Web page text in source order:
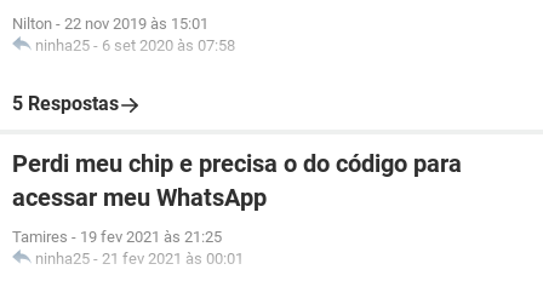
Nilton - 22 nov 2019 às 15:01
ninha25 - 6 set 2020 às 07:58
5 Respostas
Perdi meu chip e precisa o do código para
acessar meu WhatsApp
Tamires - 19 fev 2021 às 21:25
ninha25 - 21 fev 2021 às 00:01